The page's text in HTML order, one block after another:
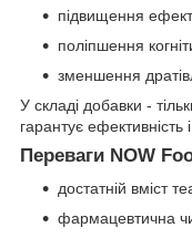
підвищення
поліпшення
зменшення
У складі добавки -
гарантує ефективність
Переваги NOW
достатній вміст
фармацевтична